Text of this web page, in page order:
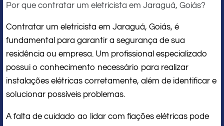
Por que contratar um eletricista em Jaraguá, Goiás?
Contratar um eletricista em Jaraguá, Goiás, é
fundamental para garantir a segurança de sua
residência ou empresa. Um profissional especializado
possui o conhecimento necessário para realizar
instalações elétricas corretamente, além de identificar e
solucionar possíveis problemas.
A falta de cuidado ao lidar com fiações elétricas pode